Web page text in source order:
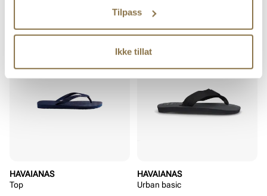
Tilpass
Ikke tillat
Pris
399,-
HAVAIANAS
Top
HAVAIANAS
Urban basic